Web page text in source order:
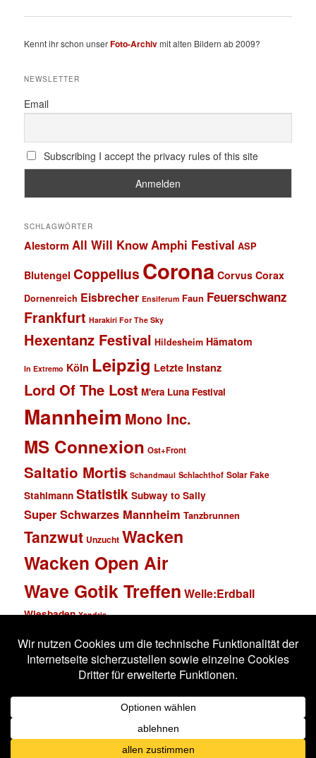
Kennt ihr schon unserFoto-Archivmit alten Bildern ab 2009?
NEWSLETTER
Email
Subscribing I accept the privacy rules of this site
SCHLAGWÖRTER
Alestorm All Will Know Amphi Festival ASP
Blutengel Coppelius Corona Corvus Corax
Dornenreich Eisbrecher Ensiferum Faun Feuerschwanz
Frankfurt Harakiri For The Sky
Hexentanz Festival Hildesheim Hämatom
In Extremo Köln Leipzig Letzte Instanz
Lord Of The Lost M'era Luna Festival
Mannheim Mono Inc.
MS Connexion Ost+Front
Saltatio Mortis Schandmaul Schlachthof Solar Fake
Stahlmann Statistik Subway to Sally
Super Schwarzes Mannheim Tanzbrunnen
Tanzwut Unzucht Wacken
Wacken Open Air
Wave Gotik Treffen Welle:Erdball
Wiesbaden Xandria
Impressum
Stolz präsentiert von WordPress